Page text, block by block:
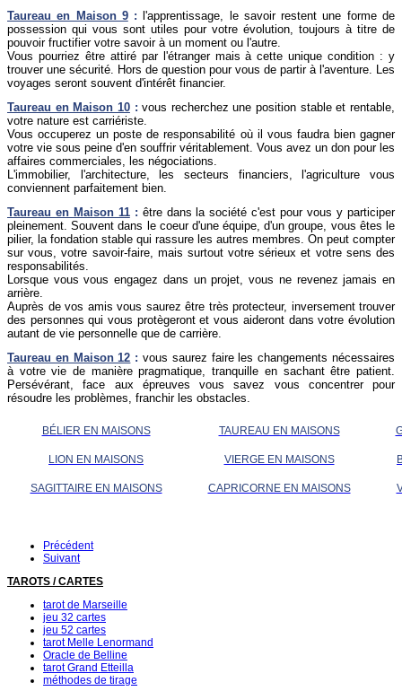
Taureau en Maison 9: l'apprentissage, le savoir restent une forme de
possession qui vous sont utiles pour votre évolution, toujours à titre de
pouvoir fructifier votre savoir à un moment ou l'autre.
Vous pourriez être attiré par l'étranger mais à cette unique condition : y
trouver une sécurité. Hors de question pour vous de partir à l'aventure. Les
voyages seront souvent d'intérêt financier.
Taureau en Maison 10: vous recherchez une position stable et rentable,
votre nature est carriériste.
Vous occuperez un poste de responsabilité où il vous faudra bien gagner
votre vie sous peine d'en souffrir véritablement. Vous avez un don pour les
affaires commerciales, les négociations.
L'immobilier, l'architecture, les secteurs financiers, l'agriculture vous
conviennent parfaitement bien.
Taureau en Maison 11: être dans la société c'est pour vous y participer
pleinement. Souvent dans le coeur d'une équipe, d'un groupe, vous êtes le
pilier, la fondation stable qui rassure les autres membres. On peut compter
sur vous, votre savoir-faire, mais surtout votre sérieux et votre sens des
responsabilités.
Lorsque vous vous engagez dans un projet, vous ne revenez jamais en
arrière.
Auprès de vos amis vous saurez être très protecteur, inversement trouver
des personnes qui vous protègeront et vous aideront dans votre évolution
autant de vie personnelle que de carrière.
Taureau en Maison 12 : vous saurez faire les changements nécessaires
à votre vie de manière pragmatique, tranquille en sachant être patient.
Persévérant, face aux épreuves vous savez vous concentrer pour
résoudre les problèmes, franchir les obstacles.
BÉLIER EN MAISONS TAUREAU EN MAISONS
LION EN MAISONS VIERGE EN MAISONS
SAGITTAIRE EN MAISONS CAPRICORNE EN MAISONS
Précédent
Suivant
TAROTS / CARTES
tarot de Marseille
jeu 32 cartes
jeu 52 cartes
tarot Melle Lenormand
Oracle de Belline
tarot Grand Etteilla
méthodes de tirage